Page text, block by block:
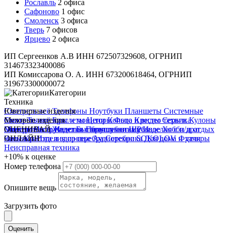
Рославль 2 офиса
Сафоново 1 офис
Смоленск 3 офиса
Тверь 7 офисов
Ярцево 2 офиса
ИП Сергеенков А.В ИНН 672507329608, ОГРНИП
314673323400086
ИП Комиссарова О. А. ИНН 673200618464, ОГРНИП
319673300000072
Категории
Техника
Смотреть всёТелефоны Ноутбуки Планшеты Системные
блокиТелевизоры и мониторыФото и видео техника
ЭлектроинструментБытовая техникаРазноеХобби и отдых
ЧасыКрасота и здоровьеАудиотехникаДля дома и дачи
Неисправная техника
Ювелирные изделия
Смотреть всёБраслетыЦепиКольца КрестыСерьгиКулоны
МонетыЧасыИзделия с бриллиантамиИзделия с п/драг
камнямиИзделия из серебраСеребро SOKOLOV Футляры
Меховые изделия
Смотреть всёЖилеткиПолушубкиШубы
ОЦЕНИВАЙ
ОНЛАЙН
+10% к оценке
Номер телефона
Опишите вещь
Загрузить фото
Оценить